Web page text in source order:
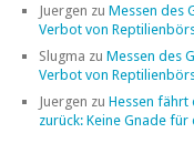
Juergen zu Messen des
Verbot von
Slugma zu Messen des
Verbot von
Juergen zu Hessen fährt
zurück: Keine Gnade für